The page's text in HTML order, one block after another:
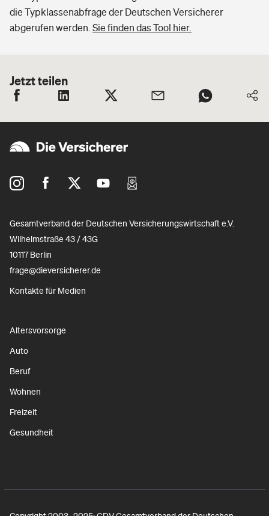
die Typklassenabfrage der Deutschen Versicherer
abgerufen werden. Sie finden das Tool hier.
Jetzt teilen
Gesamtverband der Deutschen Versicherungswirtschaft e.V.
Wilhelmstraße 43 / 43G
10117 Berlin
frage@dieversicherer.de
Kontakte für Medien
Altersvorsorge
Auto
Beruf
Wohnen
Freizeit
Gesundheit